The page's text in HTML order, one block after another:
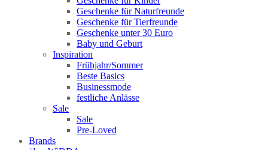
Geschenke für Naturfreunde
Geschenke für Tierfreunde
Geschenke unter 30 Euro
Baby und Geburt
Inspiration
Frühjahr/Sommer
Beste Basics
Businessmode
festliche Anlässe
Sale
Sale
Pre-Loved
Brands